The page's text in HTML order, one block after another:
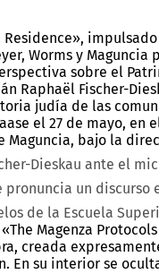
Worms y
sobre el
Raphaël Fischer-
judía de las
el 27 de mayo,
Maguncia, bajo la
Dieskau ante el
pronuncia un
de la Escuela
Magenza
creada
En su interior se